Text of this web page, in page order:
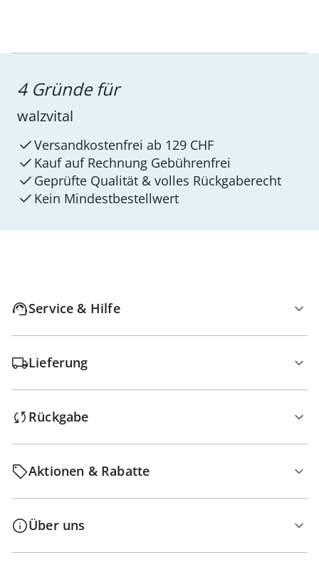
4 Gründe für
walzvital
Versandkostenfrei ab 129 CHF
Kauf auf Rechnung Gebührenfrei
Geprüfte Qualität & volles Rückgaberecht
Kein Mindest­bestellwert
Service & Hilfe
Lieferung
Rückgabe
Aktionen & Rabatte
Über uns